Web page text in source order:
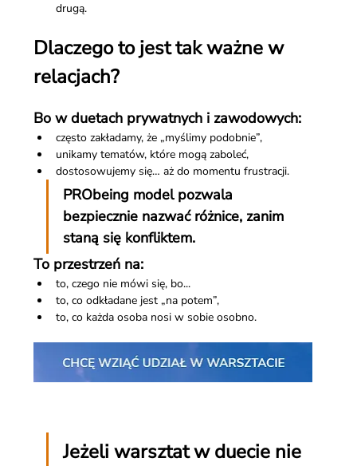
drugą.
Dlaczego to jest tak ważne w
relacjach?
Bo w duetach prywatnych i zawodowych:
często zakładamy, że „myślimy podobnie”,
unikamy tematów, które mogą zaboleć,
dostosowujemy się… aż do momentu frustracji.
PRObeing model pozwala
bezpiecznie nazwać różnice, zanim
staną się konfliktem.
To przestrzeń na:
to, czego nie mówi się, bo...
to, co odkładane jest „na potem”,
to, co każda osoba nosi w sobie osobno.
Jeżeli warsztat w duecie nie